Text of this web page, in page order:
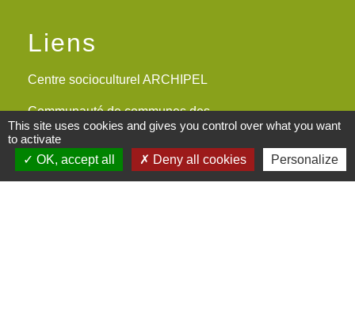
Liens
Centre socioculturel ARCHIPEL
Communauté de communes des
Monts du Lyonnais
Le Kalepin Agenda collaboratif
Monts du Lyonnais
This site uses cookies and gives you control over what you want
to activate
OK, accept all
Deny all cookies Personalize